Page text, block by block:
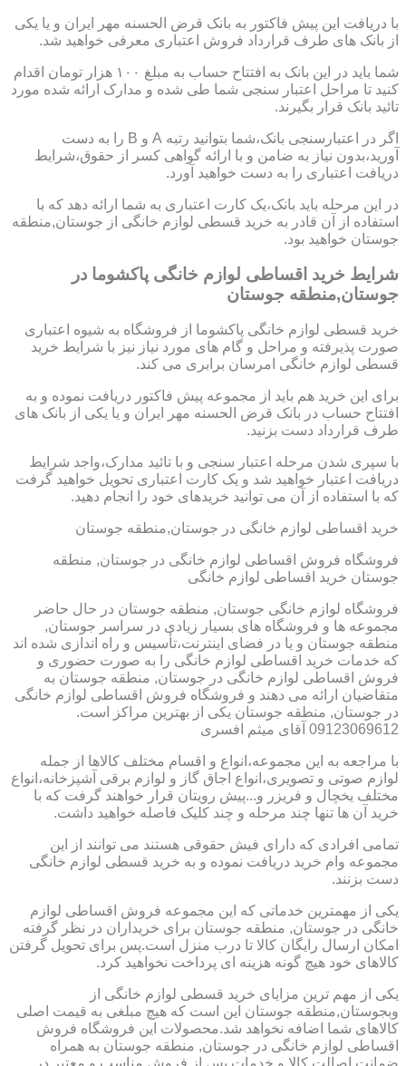
با دریافت این پیش فاکتور به بانک قرض الحسنه مهر ایران و یا یکی
از بانک های طرف قرارداد فروش اعتباری معرفی خواهید شد.
شما باید در این بانک به افتتاح حساب به مبلغ ۱۰۰ هزار تومان اقدام
کنید تا مراحل اعتبار سنجی شما طی شده و مدارک ارائه شده مورد
تائید بانک قرار بگیرند.
اگر در اعتبارسنجی بانک،شما بتوانید رتبه A و B را به دست
آورید،بدون نیاز به ضامن و با ارائه گواهی کسر از حقوق،شرایط
دریافت اعتباری را به دست خواهید آورد.
در این مرحله باید بانک،یک کارت اعتباری به شما ارائه دهد که با
استفاده از آن قادر به خرید قسطی لوازم خانگی از جوستان,منطقه
جوستان خواهید بود.
شرایط خرید اقساطی لوازم خانگی پاکشوما در
جوستان,منطقه جوستان
خرید قسطی لوازم خانگی پاکشوما از فروشگاه به شیوه اعتباری
صورت پذیرفته و مراحل و گام های مورد نیاز نیز با شرایط خرید
قسطی لوازم خانگی امرسان برابری می کند.
برای این خرید هم باید از مجموعه پیش فاکتور دریافت نموده و به
افتتاح حساب در بانک قرض الحسنه مهر ایران و یا یکی از بانک های
طرف قرارداد دست بزنید.
با سپری شدن مرحله اعتبار سنجی و با تائید مدارک،واجد شرایط
دریافت اعتبار خواهید شد و یک کارت اعتباری تحویل خواهید گرفت
که با استفاده از آن می توانید خریدهای خود را انجام دهید.
خرید اقساطی لوازم خانگی در جوستان,منطقه جوستان
فروشگاه فروش اقساطی لوازم خانگی در جوستان, منطقه
جوستان خرید اقساطی لوازم خانگی
فروشگاه لوازم خانگی جوستان, منطقه جوستان در حال حاضر
مجموعه ها و فروشگاه های بسیار زیادی در سراسر جوستان,
منطقه جوستان و یا در فضای اینترنت،تأسیس و راه اندازی شده اند
که خدمات خرید اقساطی لوازم خانگی را به صورت حضوری و
فروش اقساطی لوازم خانگی در جوستان, منطقه جوستان به
متقاضیان ارائه می دهند و فروشگاه فروش اقساطی لوازم خانگی
در جوستان, منطقه جوستان یکی از بهترین مراکز است.
09123069612 آقای میثم افسری
با مراجعه به این مجموعه،انواع و اقسام مختلف کالاها از جمله
لوازم صوتی و تصویری،انواع اجاق گاز و لوازم برقی آشپزخانه،انواع
مختلف یخچال و فریزر و...پیش رویتان قرار خواهند گرفت که با
خرید آن ها تنها چند مرحله و چند کلیک فاصله خواهید داشت.
تمامی افرادی که دارای فیش حقوقی هستند می توانند از این
مجموعه وام خرید دریافت نموده و به خرید قسطی لوازم خانگی
دست بزنند.
یکی از مهمترین خدماتی که این مجموعه فروش اقساطی لوازم
خانگی در جوستان, منطقه جوستان برای خریداران در نظر گرفته
امکان ارسال رایگان کالا تا درب منزل است.پس برای تحویل گرفتن
کالاهای خود هیچ گونه هزینه ای پرداخت نخواهید کرد.
یکی از مهم ترین مزایای خرید قسطی لوازم خانگی از
وبجوستان,منطقه جوستان این است که هیچ مبلغی به قیمت اصلی
کالاهای شما اضافه نخواهد شد.محصولات این فروشگاه فروش
اقساطی لوازم خانگی در جوستان, منطقه جوستان به همراه